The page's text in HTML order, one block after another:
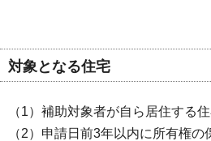
対象となる住宅
（1）補助対象者が自ら居住する
（2）申請日前3年以内に所有権